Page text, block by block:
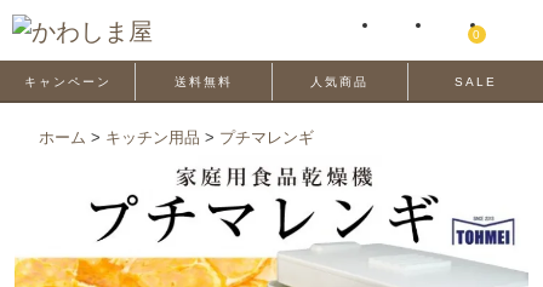
0
キャンペーン 送料無料 人気商品 SALE
ホーム > キッチン用品 > プチマレンギ